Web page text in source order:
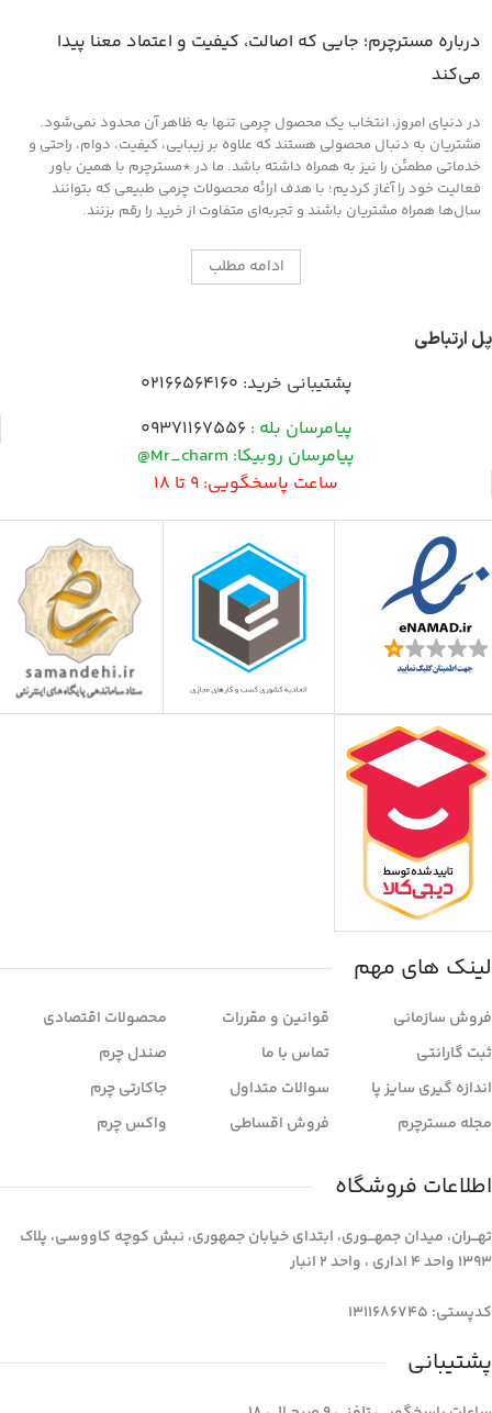
درباره مسترچرم؛ جایی که اصالت، کیفیت و اعتماد معنا پیدا
می‌کند
در دنیای امروز، انتخاب یک محصول چرمی تنها به ظاهر آن محدود نمی‌شود.
مشتریان به دنبال محصولی هستند که علاوه بر زیبایی، کیفیت، دوام، راحتی و
خدماتی مطمئن را نیز به همراه داشته باشد. ما در *مسترچرم با همین باور
فعالیت خود را آغاز کردیم؛ با هدف ارائه محصولات چرمی طبیعی که بتوانند
سال‌ها همراه مشتریان باشند و تجربه‌ای متفاوت از خرید را رقم بزنند.
ادامه مطلب
پل ارتباطی
پشتیبانی خرید: 02166564160
پیامرسان بله : 09371167556
پیامرسان روبیکا: Mr_charm@
ساعت پاسخگویی: 9 تا 18
لینک های مهم
فروش سازمانی
ثبت گارانتی
اندازه گیری سایز پا
مجله مسترچرم
قوانین و مقررات
تماس با ما
سوالات متداول
فروش اقساطی
محصولات اقتصادی
صندل چرم
جاکارتی چرم
واکس چرم
اطلاعات فروشگاه
تهـــران، میدان جمهـــوری، ابتدای خیابان جمهوری، نبش کوچه کاووسی، پلاک
1393 واحد 4 اداری ، واحد 2 انبار
کدپستی: 1311686745
پشتیبانی